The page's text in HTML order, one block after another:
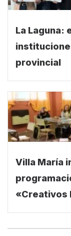
La Laguna:
provincial
Villa María
«Creativos